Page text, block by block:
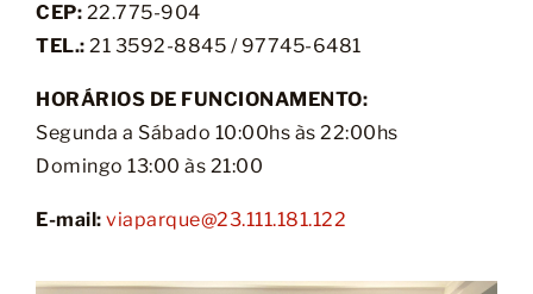
CEP: 22.775-904
TEL.: 21 3592-8845 / 97745-6481
HORÁRIOS DE FUNCIONAMENTO:
Segunda a Sábado 10:00hs às 22:00hs
Domingo 13:00 às 21:00
E-mail: viaparque@23.111.181.122